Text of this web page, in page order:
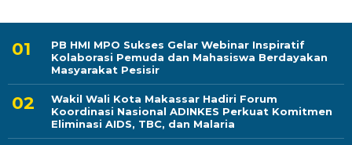
PB HMI MPO Sukses Gelar Webinar Inspiratif
Kolaborasi Pemuda dan Mahasiswa Berdayakan
Masyarakat Pesisir
Wakil Wali Kota Makassar Hadiri Forum
Koordinasi Nasional ADINKES Perkuat Komitmen
Eliminasi AIDS, TBC, dan Malaria